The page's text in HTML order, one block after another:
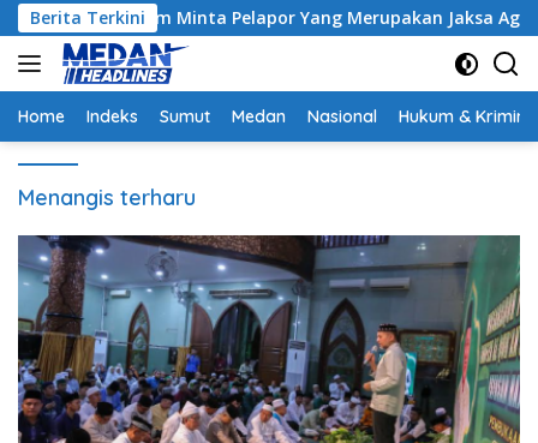
Langsung
ke
konten
Berita Terkini
Hakim Minta Pelapor Yang Merupakan Jaksa Agar
Home Indeks Sumut Medan Nasional Hukum &
Menangis terharu